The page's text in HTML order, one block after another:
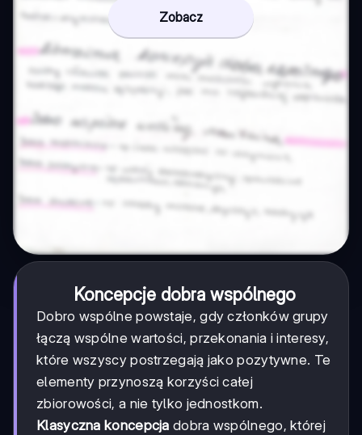
Zobacz
Koncepcje dobra wspólnego
Dobro wspólne powstaje, gdy członków grupy
łączą wspólne wartości, przekonania i interesy,
które wszyscy postrzegają jako pozytywne. Te
elementy przynoszą korzyści całej
zbiorowości, a nie tylko jednostkom.
Klasyczna koncepcja dobra wspólnego, której